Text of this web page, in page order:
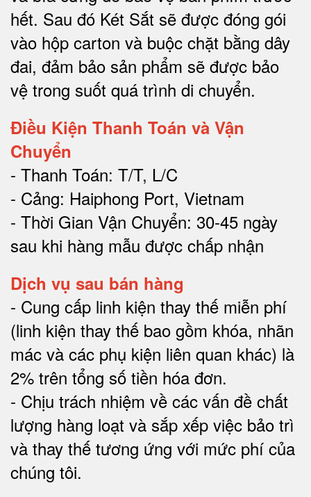
hết. Sau đó Két Sắt sẽ được đóng gói
vào hộp carton và buộc chặt bằng dây
đai, đảm bảo sản phẩm sẽ được bảo
vệ trong suốt quá trình di chuyển.
Điều Kiện Thanh Toán và Vận
Chuyển
- Thanh Toán: T/T, L/C
- Cảng: Haiphong Port, Vietnam
- Thời Gian Vận Chuyển: 30-45 ngày
sau khi hàng mẫu được chấp nhận
Dịch vụ sau bán hàng
- Cung cấp linh kiện thay thế miễn phí
(linh kiện thay thế bao gồm khóa, nhãn
mác và các phụ kiện liên quan khác) là
2% trên tổng số tiền hóa đơn.
- Chịu trách nhiệm về các vấn đề chất
lượng hàng loạt và sắp xếp việc bảo trì
và thay thế tương ứng với mức phí của
chúng tôi.